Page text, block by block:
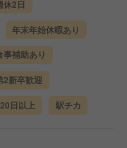
休2日
年末年始休暇あり
事補助あり
2新卒歓迎
日以上 駅チカ